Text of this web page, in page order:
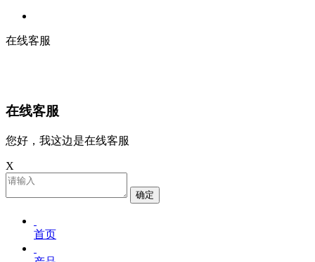
在线客服
在线客服
您好，我这边是在线客服
X
确定
首页